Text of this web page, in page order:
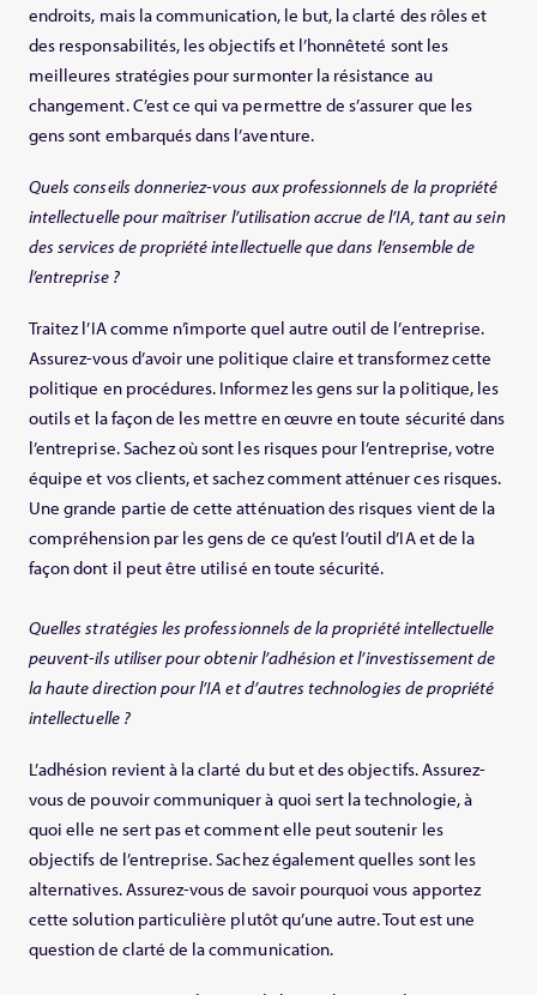
endroits, mais la communication, le but, la clarté des rôles et
des responsabilités, les objectifs et l’honnêteté sont les
meilleures stratégies pour surmonter la résistance au
changement. C’est ce qui va permettre de s’assurer que les
gens sont embarqués dans l’aventure.
Quels conseils donneriez-vous aux professionnels de la propriété
intellectuelle pour maîtriser l’utilisation accrue de l’IA, tant au sein
des services de propriété intellectuelle que dans l’ensemble de
l’entreprise ?
Traitez l’IA comme n’importe quel autre outil de l’entreprise.
Assurez-vous d’avoir une politique claire et transformez cette
politique en procédures. Informez les gens sur la politique, les
outils et la façon de les mettre en œuvre en toute sécurité dans
l’entreprise. Sachez où sont les risques pour l’entreprise, votre
équipe et vos clients, et sachez comment atténuer ces risques.
Une grande partie de cette atténuation des risques vient de la
compréhension par les gens de ce qu’est l’outil d’IA et de la
façon dont il peut être utilisé en toute sécurité.
Quelles stratégies les professionnels de la propriété intellectuelle
peuvent-ils utiliser pour obtenir l’adhésion et l’investissement de
la haute direction pour l’IA et d’autres technologies de propriété
intellectuelle ?
L’adhésion revient à la clarté du but et des objectifs. Assurez-
vous de pouvoir communiquer à quoi sert la technologie, à
quoi elle ne sert pas et comment elle peut soutenir les
objectifs de l’entreprise. Sachez également quelles sont les
alternatives. Assurez-vous de savoir pourquoi vous apportez
cette solution particulière plutôt qu’une autre. Tout est une
question de clarté de la communication.